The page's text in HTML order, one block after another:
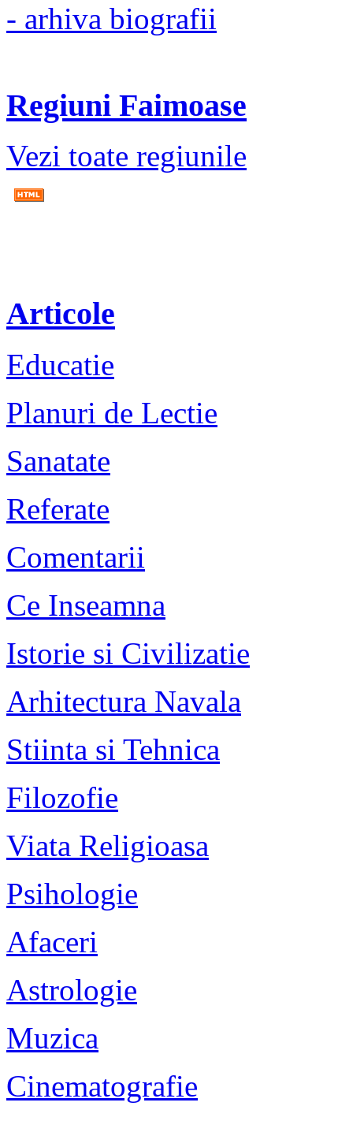
- arhiva biografii
Regiuni Faimoase
Vezi toate regiunile
Articole
Educatie
Planuri de Lectie
Sanatate
Referate
Comentarii
Ce Inseamna
Istorie si Civilizatie
Arhitectura Navala
Stiinta si Tehnica
Filozofie
Viata Religioasa
Psihologie
Afaceri
Astrologie
Muzica
Cinematografie